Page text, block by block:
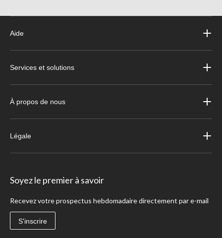
Aide
Services et solutions
À propos de nous
Légale
Soyez le premier à savoir
Recevez votre prospectus hebdomadaire directement par e-mail
S'inscrire